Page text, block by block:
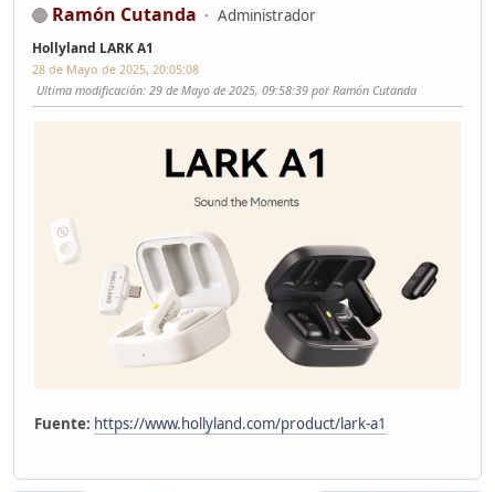
Ramón Cutanda Administrador
Hollyland LARK A1
28 de Mayo de 2025, 20:05:08
Ultima modificación: 29 de Mayo de 2025, 09:58:39 por Ramón Cutanda
Fuente: https://www.hollyland.com/product/lark-a1